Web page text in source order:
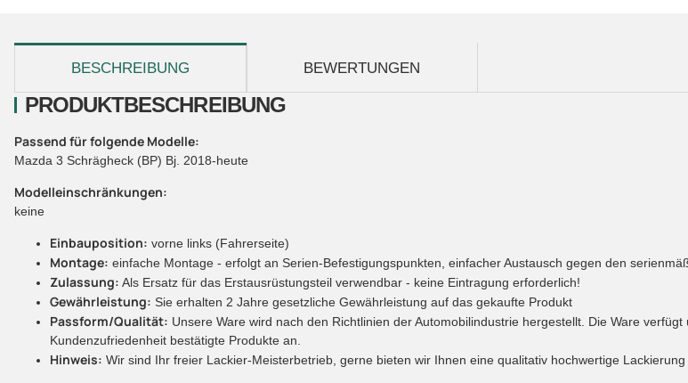
BESCHREIBUNG BEWERTUNGEN
PRODUKTBESCHREIBUNG
Passend für folgende Modelle:
Mazda 3 Schrägheck (BP) Bj. 2018-heute
Modelleinschränkungen:
keine
Einbauposition: vorne links (Fahrerseite)
Montage: einfache Montage - erfolgt an Serien-Befestigungspunkten, einfacher Austausch gegen den
Zulassung: Als Ersatz für das Erstausrüstungsteil verwendbar - keine Eintragung erforderlich!
Gewährleistung: Sie erhalten 2 Jahre gesetzliche Gewährleistung auf das gekaufte Produkt
Passform/Qualität: Unsere Ware wird nach den Richtlinien der Automobilindustrie hergestellt. Die Ware
Kundenzufriedenheit bestätigte Produkte an.
Hinweis: Wir sind Ihr freier Lackier-Meisterbetrieb, gerne bieten wir Ihnen eine qualitativ hochwertige Lackierung